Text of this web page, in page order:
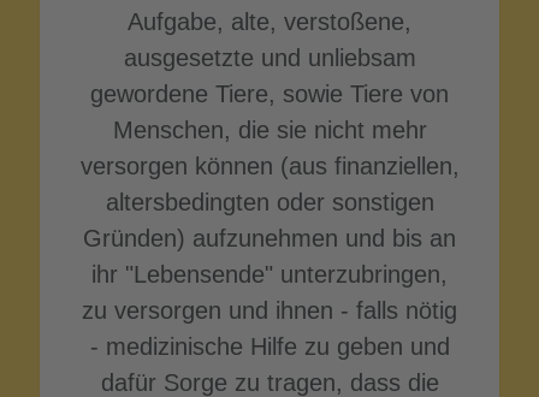
Aufgabe, alte, verstoßene,
ausgesetzte und unliebsam
gewordene Tiere, sowie Tiere von
Menschen, die sie nicht mehr
versorgen können (aus finanziellen,
altersbedingten oder sonstigen
Gründen) aufzunehmen und bis an
ihr "Lebensende" unterzubringen,
zu versorgen und ihnen - falls nötig
- medizinische Hilfe zu geben und
dafür Sorge zu tragen, dass die